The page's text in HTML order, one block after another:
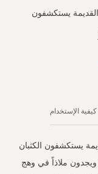
يستكشفون
يستكشفون الكثبان
ويجدون ملاذاً في وهج
كيفية الإستخدام